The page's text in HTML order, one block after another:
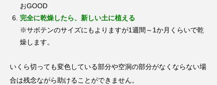
おGOOD
完全に乾燥したら、新しい土に植える
※サボテンのサイズにもよりますが1週間～1か月くらいで乾
燥します。
いくら切っても変色している部分や空洞の部分がなくならない場
合は残念ながら助けることができません。